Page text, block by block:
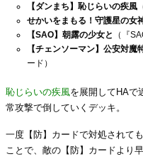
【ダンまち】恥じらいの疾風
せかいをまもる！守護星の女
【SAO】朝露の少女と
（『
【チェンソーマン】公安対魔
ード）
恥じらいの疾風を展開してHAで
常攻撃で倒していくデッキ。
一度【防】カードで対処されても
ことで、敵の【防】カードより早